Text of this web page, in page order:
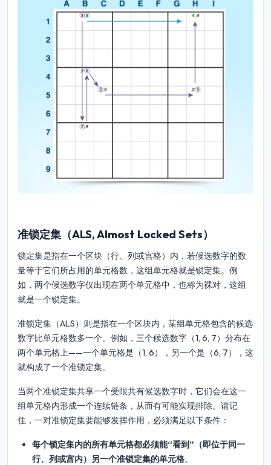
准锁定集（ALS, Almost Locked Sets）
锁定集是指在一个区块（行、列或宫格）内，若候选数字的数
量等于它们所占用的单元格数，这组单元格就是锁定集。例
如，两个候选数字仅出现在两个单元格中，也称为裸对，这组
就是一个锁定集。
准锁定集（ALS）则是指在一个区块内，某组单元格包含的候选
数字比单元格数多一个。例如，三个候选数字（1, 6, 7）分布在
两个单元格上——一个单元格是（1, 6），另一个是（6, 7），这
就构成了一个准锁定集。
当两个准锁定集共享一个受限共有候选数字时，它们会在这一
组单元格内形成一个连续链条，从而有可能实现排除。请记
住，一对准锁定集要能够发挥作用，必须满足以下条件：
每个锁定集内的所有单元格都必须能“看到”（即位于同一
行、列或宫内）另一个准锁定集的单元格。